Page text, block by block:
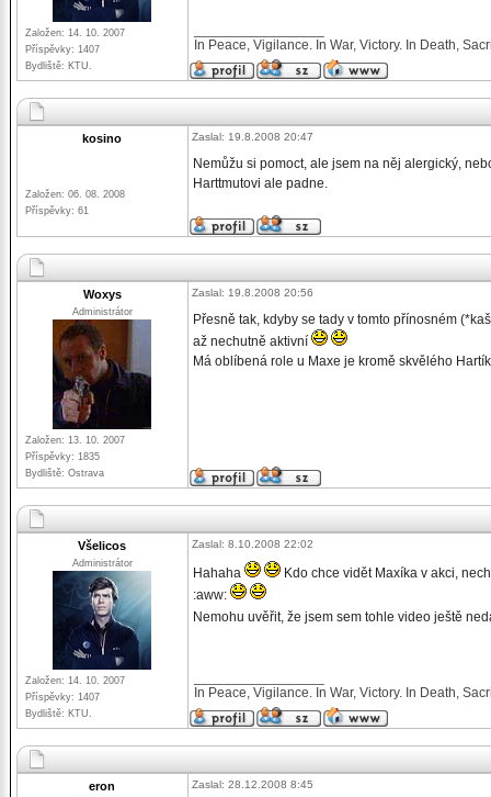
Založen: 14. 10. 2007
Příspěvky: 1407
Bydliště: KTU.
In Peace, Vigilance. In War, Victory. In Death,
kosino
Založen: 06. 08. 2008
Příspěvky: 61
Zaslal: 19.8.2008 20:47
Nemůžu si pomoct, ale jsem na něj alergický,
Harttmutovi ale padne.
Woxys
Administrátor
Založen: 13. 10. 2007
Příspěvky: 1835
Bydliště: Ostrava
Zaslal: 19.8.2008 20:56
Přesně tak, kdyby se tady v tomto přínosném
až nechutně aktivní
Má oblíbená role u Maxe je kromě skvělého
Všelicos
Administrátor
Založen: 14. 10. 2007
Příspěvky: 1407
Bydliště: KTU.
Zaslal: 8.10.2008 22:02
Hahaha
Kdo chce vidět Maxíka v akci,
:aww:
Nemohu uvěřit, že jsem sem tohle video ještě
In Peace, Vigilance. In War, Victory. In Death,
eron Zaslal: 28.12.2008 8:45